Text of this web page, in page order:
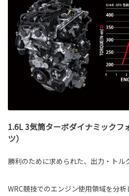
1.6L 3気筒ターボダイナミックフ
ツ）
勝利のために求められた、出力・トル
WRC競技でのエンジン使用領域を分